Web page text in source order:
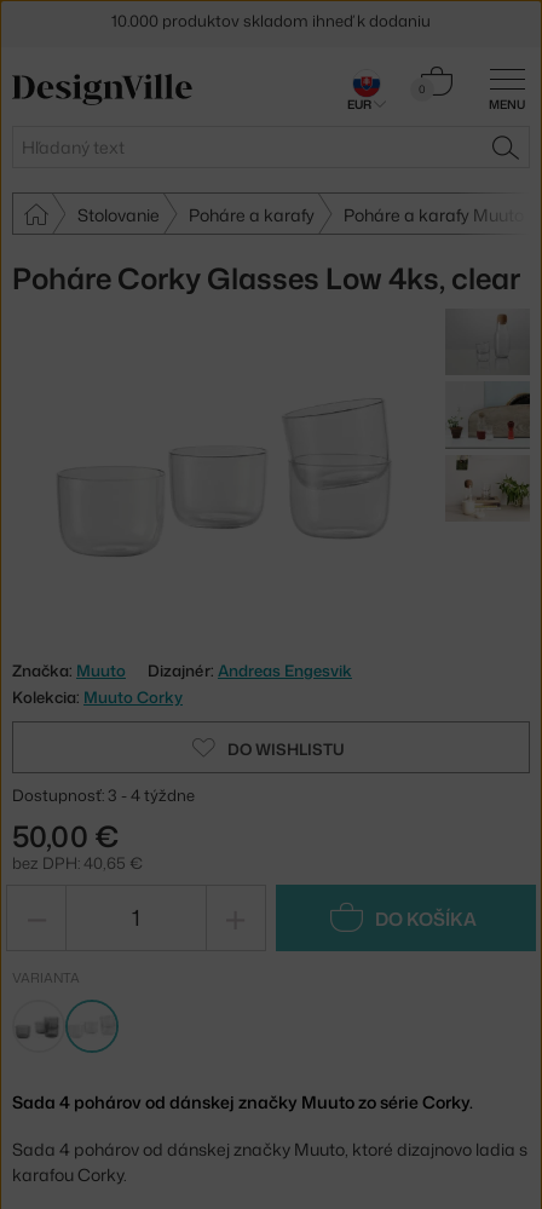
MENU
Hľadať
0
Košík
Stolovanie Poháre a karafy Poháre a karafy Muuto
Poháre Corky Glasses Low 4ks, clear
Značka: Muuto Dizajnér: Andreas Engesvik
Kolekcia: Muuto Corky
DO WISHLISTU
Dostupnosť: 3 - 4 týždne
50,00 €
bez DPH: 40,65 €
DO KOŠÍKA
VARIANTA
Sada 4 pohárov od dánskej značky Muuto zo série Corky.
Sada 4 pohárov od dánskej značky Muuto, ktoré dizajnovo ladia s
karafou Corky.
30 dní na vrátenie tovaru
EUR